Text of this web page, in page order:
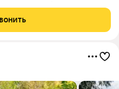
по улице уже проведены газ